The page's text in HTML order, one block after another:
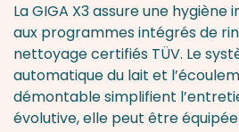
La GIGA X3 assure une
aux programmes intégrés de
nettoyage certifiés TÜV. Le
automatique du lait et
démontable simplifient
évolutive, elle peut être